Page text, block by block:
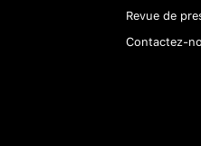
Revue de
Contactez-